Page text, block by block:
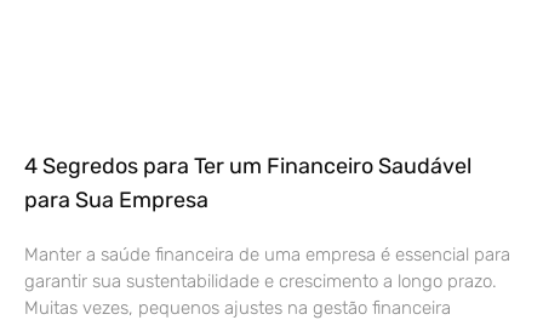
4 Segredos para Ter um Financeiro Saudável
para Sua Empresa
Manter a saúde financeira de uma empresa é essencial para
garantir sua sustentabilidade e crescimento a longo prazo.
Muitas vezes, pequenos ajustes na gestão financeira